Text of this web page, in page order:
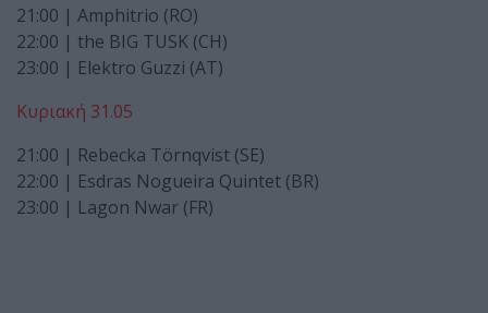
21:00 | Amphitrio (RO)
22:00 | the BIG TUSK (CH)
23:00 | Elektro Guzzi (AT)
Κυριακή 31.05
21:00 | Rebecka Törnqvist (SE)
22:00 | Esdras Nogueira Quintet (BR)
23:00 | Lagon Nwar (FR)